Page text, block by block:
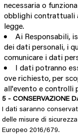
necessaria o
obblighi contrattuali
legge.
Ai Responsabili,
dei dati personali, i
comunicare i dati
I dati potranno
ove richiesto, per
all'evento e controlli
5 - CONSERVAZIONE
I dati saranno
delle misure di
Europeo 2016/679.